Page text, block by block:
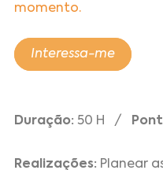
momento.
Interessa-me
Duração: 50 H /
Realizações: Planear